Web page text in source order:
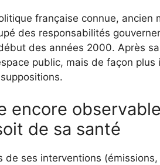
française connue, ancien
des responsabilités
des années 2000. Après
public, mais de façon
encore
de sa santé
ses interventions